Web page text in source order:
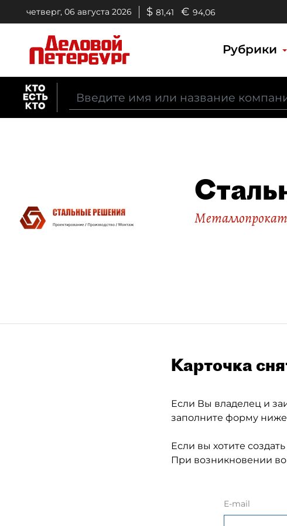
четверг, 06 августа 2026 $ 81,41 € 94,06
Рубрики
Металлопрокат
Карточка
Если Вы владелец и
заполните форму
Если вы хотите
При возникновении
E-mail